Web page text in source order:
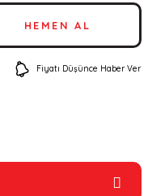
HEMEN AL
Fiyatı Düşünce Haber Ver